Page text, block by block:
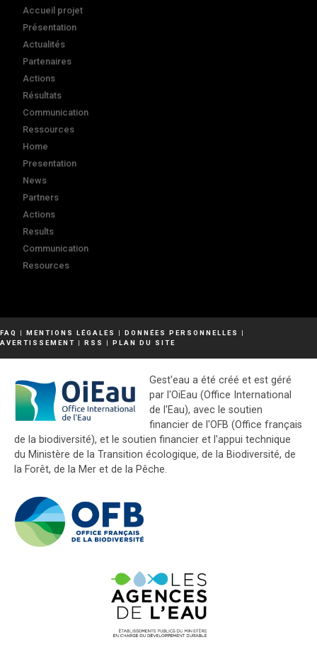
Accueil projet
Présentation
Actualités
Partenaires
Actions
Résultats
Communication
Ressources
Home
Presentation
News
Partners
Actions
Results
Communication
Resources
FAQ | MENTIONS LÉGALES | DONNÉES PERSONNELLES
|
AVERTISSEMENT | RSS | PLAN DU SITE
Gest'eau a été créé et est géré
par l'OiEau (Office International
de l'Eau), avec le soutien
financier de l'OFB (Office français
de la biodiversité), et le soutien financier et l'appui technique
du Ministère de la Transition écologique, de la Biodiversité, de
la Forêt, de la Mer et de la Pêche.